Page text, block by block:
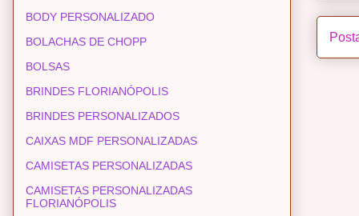
BODY PERSONALIZADO
BOLACHAS DE CHOPP
BOLSAS
BRINDES FLORIANÓPOLIS
BRINDES PERSONALIZADOS
CAIXAS MDF PERSONALIZADAS
CAMISETAS PERSONALIZADAS
CAMISETAS PERSONALIZADAS
FLORIANÓPOLIS